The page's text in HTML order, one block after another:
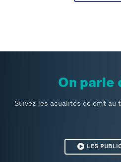
On parle
Suivez les acualités de qmt au
LES